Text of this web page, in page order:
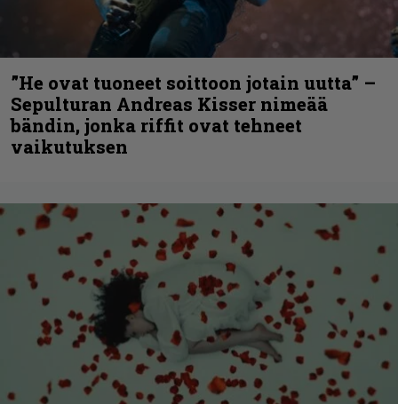
”He ovat tuoneet soittoon jotain uutta” –
Sepulturan Andreas Kisser nimeää
bändin, jonka riffit ovat tehneet
vaikutuksen